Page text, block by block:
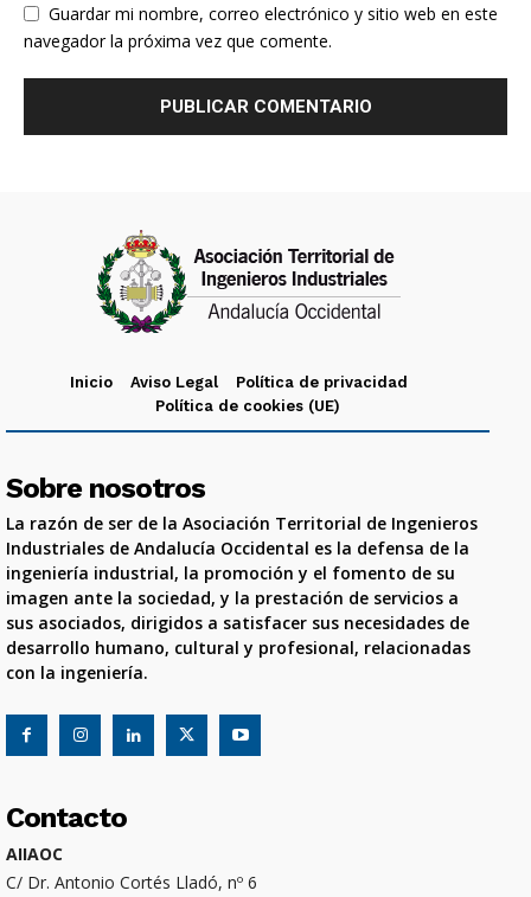
Guardar mi nombre, correo electrónico y sitio web en este
navegador la próxima vez que comente.
Inicio Aviso Legal
Política de privacidad
Política de cookies (UE)
Sobre nosotros
La razón de ser de la Asociación Territorial de Ingenieros
Industriales de Andalucía Occidental es la defensa de la
ingeniería industrial, la promoción y el fomento de su
imagen ante la sociedad, y la prestación de servicios a
sus asociados, dirigidos a satisfacer sus necesidades de
desarrollo humano, cultural y profesional, relacionadas
con la ingeniería.
Contacto
AIIAOC
C/ Dr. Antonio Cortés Lladó, nº 6